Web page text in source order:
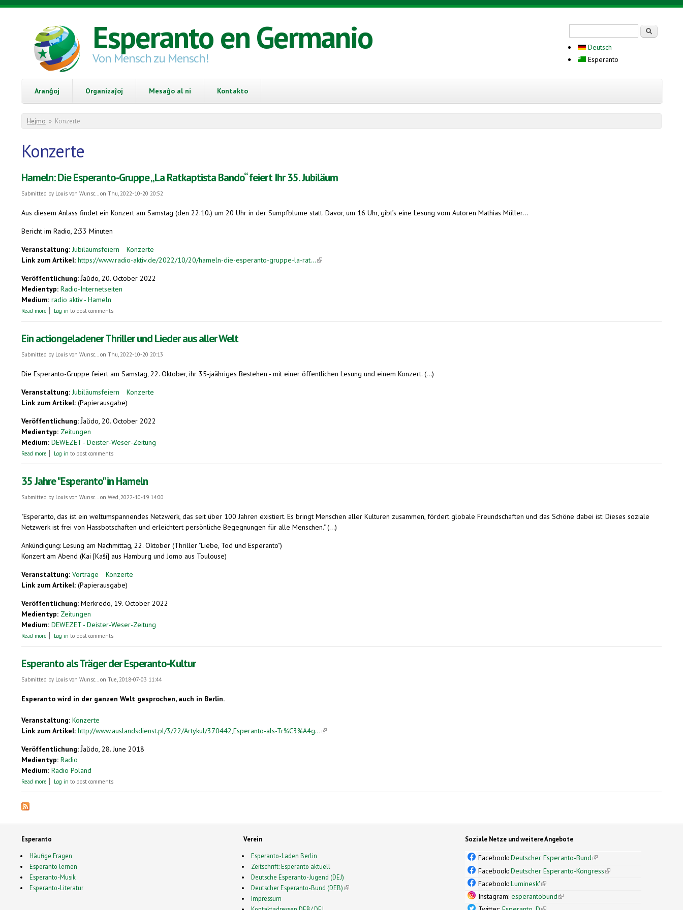
Skip to main content
Esperanto en Germanio
Von Mensch zu Mensch!
Deutsch
Esperanto
Aranĝoj Organizaĵoj Mesaĝo al ni Kontakto
You are here
Hejmo » Konzerte
Konzerte
Hameln: Die Esperanto-Gruppe „La Ratkaptista Bando“ feiert Ihr 35. Jubiläum
Submitted by Louis von Wunsc...on Thu, 2022-10-20 20:52
Aus diesem Anlass findet ein Konzert am Samstag (den 22.10.) um 20 Uhr in der Sumpfblume statt. Davor, um 16 Uhr, gibt’s eine Lesung vom Autoren Mathias Müller…
Bericht im Radio, 2:33 Minuten
Veranstaltung:Jubiläumsfeiern
Konzerte
Link zum Artikel: https://www.radio-aktiv.de/2022/10/20/hameln-die-esperanto-gruppe-la-rat...(link is external)
Veröffentlichung:Ĵaŭdo, 20. October 2022
Medientyp: Radio-Internetseiten
Medium: radio aktiv - Hameln
Read more about Hameln: Die Esperanto-Gruppe „La Ratkaptista Bando“ feiert Ihr 35. Jubiläum
Log in to post comments
Ein actiongeladener Thriller und Lieder aus aller Welt
Submitted by Louis von Wunsc...on Thu, 2022-10-20 20:13
Die Esperanto-Gruppe feiert am Samstag, 22. Oktober, ihr 35-jaähriges Bestehen - mit einer öffentlichen Lesung und einem Konzert. (...)
Veranstaltung:Jubiläumsfeiern
Konzerte
Link zum Artikel: (Papierausgabe)
Veröffentlichung:Ĵaŭdo, 20. October 2022
Medientyp: Zeitungen
Medium: DEWEZET - Deister-Weser-Zeitung
Read more about Ein actiongeladener Thriller und Lieder aus aller Welt
Log in to post comments
35 Jahre "Esperanto" in Hameln
Submitted by Louis von Wunsc...on Wed, 2022-10-19 14:00
"Esperanto, das ist ein weltumspannendes Netzwerk, das seit über 100 Jahren existiert. Es bringt Menschen aller Kulturen zusammen, fördert globale Freundschaften und das Schöne dabei ist: Dieses soziale
Netzwerk ist frei von Hassbotschaften und erleichtert persönliche Begegnungen für alle Menschen." (...)
Ankündigung: Lesung am Nachmittag, 22. Oktober (Thriller "Liebe, Tod und Esperanto")
Konzert am Abend (Kai [Kaŝi] aus Hamburg und Jomo aus Toulouse)
Veranstaltung: Vorträge
Konzerte
Link zum Artikel: (Papierausgabe)
Veröffentlichung: Merkredo, 19. October 2022
Medientyp: Zeitungen
Medium: DEWEZET - Deister-Weser-Zeitung
Read more about 35 Jahre "Esperanto" in Hameln
Log in to post comments
Esperanto als Träger der Esperanto-Kultur
Submitted by Louis von Wunsc...on Tue, 2018-07-03 11:44
Esperanto wird in der ganzen Welt gesprochen, auch in Berlin.
Veranstaltung: Konzerte
Link zum Artikel: http://www.auslandsdienst.pl/3/22/Artykul/370442,Esperanto-als-Tr%C3%A4g...(link is external)
Veröffentlichung:Ĵaŭdo, 28. June 2018
Medientyp: Radio
Medium: Radio Poland
Read more about Esperanto als Träger der Esperanto-Kultur
Log in to post comments
Esperanto
Häufige Fragen
Esperanto lernen
Esperanto-Musik
Esperanto-Literatur
Verein
Esperanto-Laden Berlin
Zeitschrift: Esperanto aktuell
Deutsche Esperanto-Jugend (DEJ)
Deutscher Esperanto-Bund (DEB)(link is external)
Impressum
Soziale Netze und weitere Angebote
Facebook:Deutscher Esperanto-Bund(link is external)
Facebook:Deutscher Esperanto-Kongress(link is external)
Facebook:Luminesk'(link is external)
Instagram:esperantobund(link is external)